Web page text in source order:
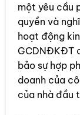
một yêu cầu
quyền và
hoạt động
GCDNĐKĐT
bảo sự hợp
doanh của
của nhà đầu